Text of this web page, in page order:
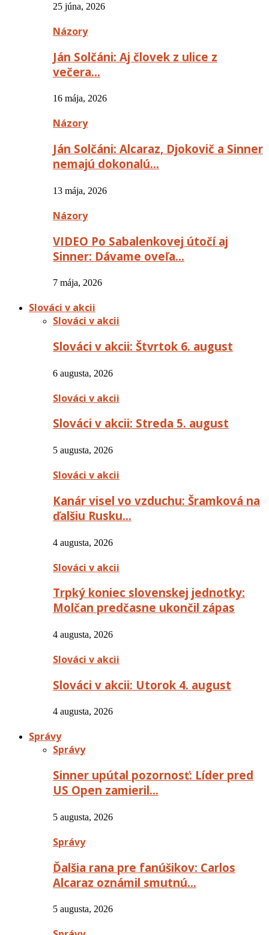
25 júna, 2026
Názory
Ján Solčáni: Aj človek z ulice z
večera…
16 mája, 2026
Názory
Ján Solčáni: Alcaraz, Djokovič a Sinner
nemajú dokonalú…
13 mája, 2026
Názory
VIDEO Po Sabalenkovej útočí aj
Sinner: Dávame oveľa…
7 mája, 2026
Slováci v akcii
Slováci v akcii
Slováci v akcii: Štvrtok 6. august
6 augusta, 2026
Slováci v akcii
Slováci v akcii: Streda 5. august
5 augusta, 2026
Slováci v akcii
Kanár visel vo vzduchu: Šramková na
ďalšiu Rusku…
4 augusta, 2026
Slováci v akcii
Trpký koniec slovenskej jednotky:
Molčan predčasne ukončil zápas
4 augusta, 2026
Slováci v akcii
Slováci v akcii: Utorok 4. august
4 augusta, 2026
Správy
Správy
Sinner upútal pozornosť: Líder pred
US Open zamieril…
5 augusta, 2026
Správy
Ďalšia rana pre fanúšikov: Carlos
Alcaraz oznámil smutnú…
5 augusta, 2026